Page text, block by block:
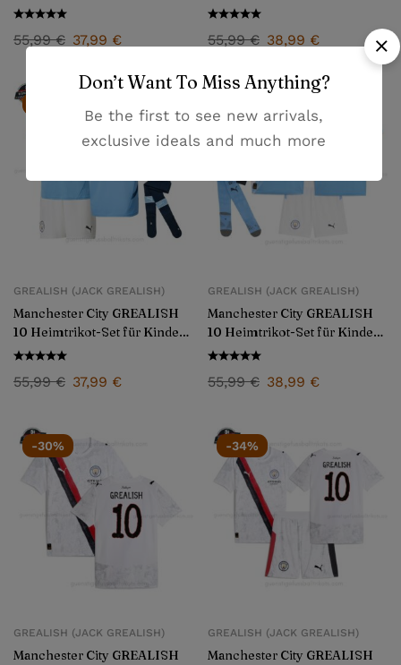
2024/25
55,99€ 37,99 €
2025/26
55,99€ 38,99 €
GREALISH (JACK GREALISH)
Manchester City GREALISH
10 Heimtrikot-Set für Kinder
2024/25
55,99€ 37,99 €
GREALISH (JACK GREALISH)
Manchester City GREALISH
10 Heimtrikot-Set für Kinder
2025/26
55,99€ 38,99 €
-30%
GREALISH (JACK GREALISH)
Manchester City GREALISH
-34%
GREALISH (JACK GREALISH)
Manchester City GREALISH
Don’t Want To Miss Anything?
Be the first to see new arrivals,
exclusive ideals and much more